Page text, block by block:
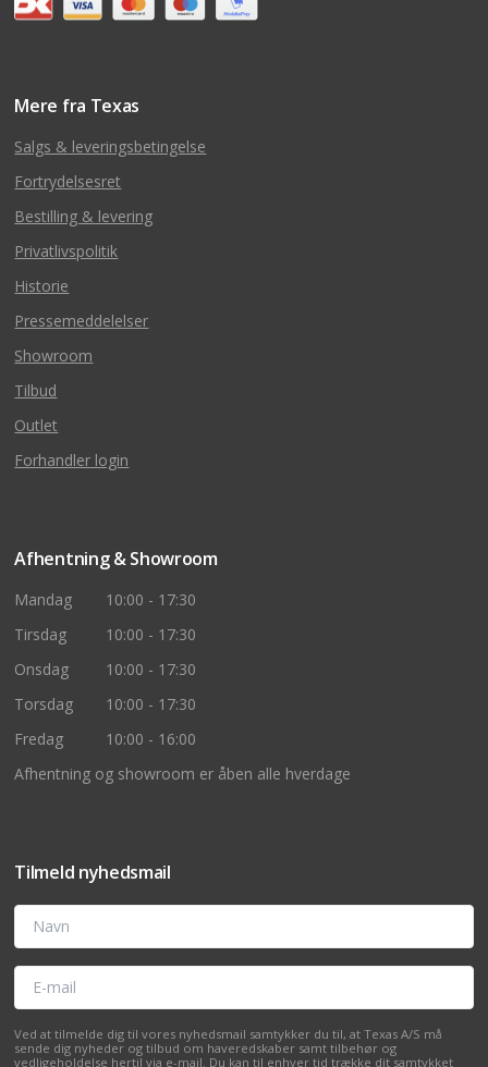
Mere fra Texas
Salgs & leveringsbetingelse
Fortrydelsesret
Bestilling & levering
Privatlivspolitik
Historie
Pressemeddelelser
Showroom
Tilbud
Outlet
Forhandler login
Afhentning & Showroom
Mandag
10:00 - 17:30
Tirsdag
10:00 - 17:30
Onsdag
10:00 - 17:30
Torsdag
10:00 - 17:30
Fredag
10:00 - 16:00
Afhentning og showroom er åben alle hverdage
Tilmeld nyhedsmail
Navn
E-mail
Ved at tilmelde dig til vores nyhedsmail samtykker du til, at Texas A/S må
sende dig nyheder og tilbud om haveredskaber samt tilbehør og
vedligeholdelse hertil via e-mail. Du kan til enhver tid trække dit samtykket